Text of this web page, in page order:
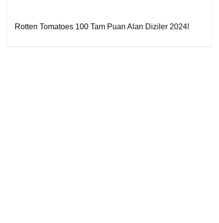
Rotten Tomatoes 100 Tam Puan Alan Diziler 2024!